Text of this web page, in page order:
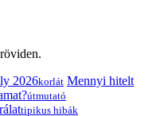
2026korlát Mennyi hitelt
útmutató
tipikus hibák